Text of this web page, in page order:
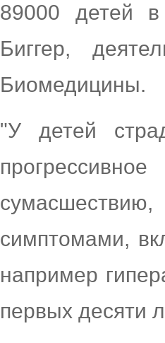
89000 детей
Биггер,
Биомедицины.
"У детей
симптомами,
например
первых десяти